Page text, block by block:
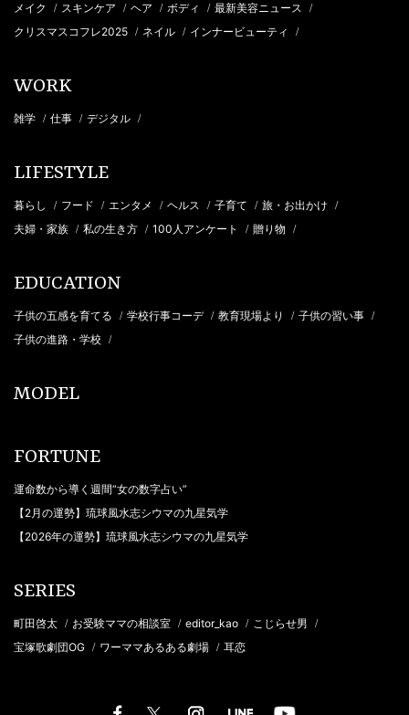
メイク / スキンケア / ヘア / ボディ / 最新美容ニュース /
クリスマスコフレ2025 / ネイル / インナービューティ /
WORK
雑学 / 仕事 / デジタル /
LIFESTYLE
暮らし / フード / エンタメ / ヘルス / 子育て / 旅・お出かけ /
夫婦・家族 / 私の生き方 / 100人アンケート / 贈り物 /
EDUCATION
子供の五感を育てる / 学校行事コーデ / 教育現場より / 子供の習い事 /
子供の進路・学校 /
MODEL
FORTUNE
運命数から導く週間“女の数字占い”
【2月の運勢】琉球風水志シウマの九星気学
【2026年の運勢】琉球風水志シウマの九星気学
SERIES
町田啓太 / お受験ママの相談室 / editor_kao / こじらせ男 /
宝塚歌劇団OG / ワーママあるある劇場 / 耳恋